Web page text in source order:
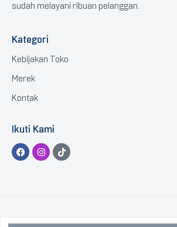
sudah melayani ribuan pelanggan.
Kategori
Kebijakan Toko
Merek
Kontak
Ikuti Kami